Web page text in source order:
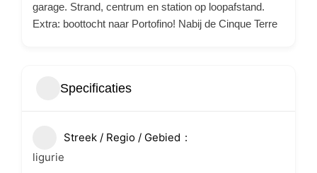
garage. Strand, centrum en station op loopafstand.
Extra: boottocht naar Portofino! Nabij de Cinque Terre
Specificaties
Streek / Regio / Gebied
ligurie